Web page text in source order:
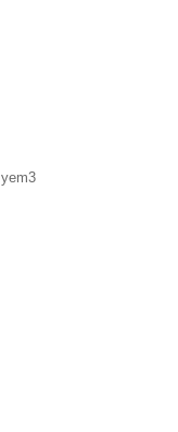
yem3